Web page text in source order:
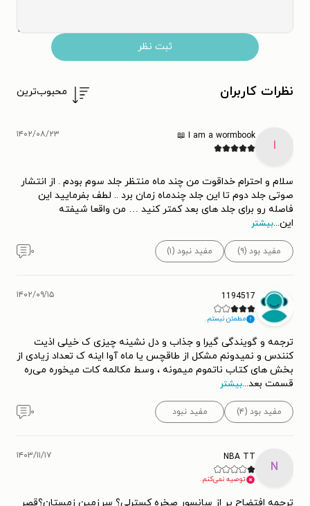
ثبت نظر
نظرات کاربران محبوب‌ترین
I
I am a wormbook 📖 ۱۴۰۲/۰۸/۲۳
سلام و احترام خداقوت من چند ماه منتظر جلد سوم بودم . از انتشار
صوتی جلد دوم تا این جلد چندماه زمان برد .. لطف بفرمایید این
فاصله رو برای جلد های بعد کمتر کنید … من واقعا شیفته
این...بیشتر
مفید بود (۹) مفید نبود (۱) ۰
1194517
مطمئن نیستم.
۱۴۰۲/۰۹/۱۵
ترجمه و گویندگی گیرا و جذاب و دل نشینه چیزی ک خیلی اذیت
کنندس و نمیدونم مشکل از طاقچس یا ماه آوا اینه ک تعداد زیادی از
بخش های کتاب ناتموم میمونه ، وسط مکالمه کات میخوره می‌ره
قسمت بعد...بیشتر
مفید بود (۴) مفید نبود ۰
N
NBA TT
توصیه نمی‌کنم.
۱۴۰۳/۱۱/۱۷
ترجمه افتضاح پر از سانسور صخره کسترلی؟ سرزمین زمستان؟قصر